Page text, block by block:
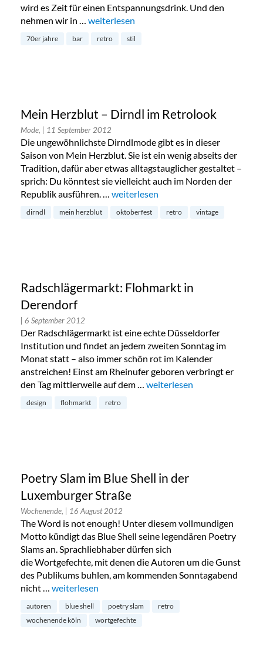
wird es Zeit für einen Entspannungsdrink. Und den
nehmen wir in … „Trinkhalle in Düsseldorf-Flingern“
weiterlesen
70er jahre bar retro stil
Mein Herzblut – Dirndl im Retrolook
Mode, | 11 September 2012
Die ungewöhnlichste Dirndlmode gibt es in dieser
Saison von Mein Herzblut. Sie ist ein wenig abseits der
Tradition, dafür aber etwas alltagstauglicher gestaltet –
sprich: Du könntest sie vielleicht auch im Norden der
Republik ausführen. … „Mein Herzblut – Dirndl im
weiterlesen
dirndl mein herzblut oktoberfest retro vintage
Radschlägermarkt: Flohmarkt in
Derendorf
| 6 September 2012
Der Radschlägermarkt ist eine echte Düsseldorfer
Institution und findet an jedem zweiten Sonntag im
Monat statt – also immer schön rot im Kalender
anstreichen! Einst am Rheinufer geboren verbringt er
den Tag mittlerweile auf dem … „Radschlägermarkt:
weiterlesen
design flohmarkt retro
Poetry Slam im Blue Shell in der
Luxemburger Straße
Wochenende, | 16 August 2012
The Word is not enough! Unter diesem vollmundigen
Motto kündigt das Blue Shell seine legendären Poetry
Slams an. Sprachliebhaber dürfen sich
die Wortgefechte, mit denen die Autoren um die Gunst
des Publikums buhlen, am kommenden Sonntagabend
nicht … „Poetry Slam im Blue Shell in der Luxemburger
weiterlesen
autoren blue shell poetry slam
retro
wochenende köln
wortgefechte